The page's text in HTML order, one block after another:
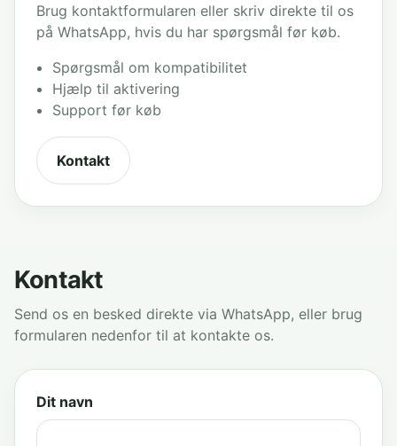
Brug kontaktformularen eller skriv direkte til os
på WhatsApp, hvis du har spørgsmål før køb.
Spørgsmål om kompatibilitet
Hjælp til aktivering
Support før køb
Kontakt
Kontakt
Send os en besked direkte via WhatsApp, eller brug
formularen nedenfor til at kontakte os.
Dit navn